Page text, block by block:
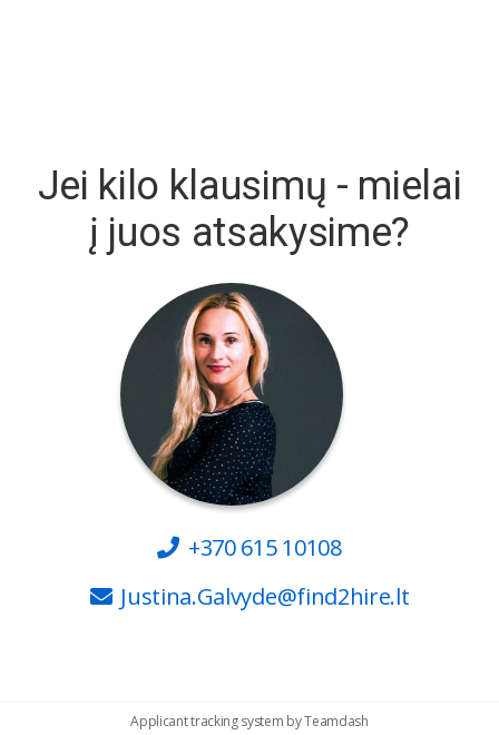
Jei kilo klausimų - mielai
į juos atsakysime?
+370 615 10108
Justina.Galvyde@find2hire.lt
Applicant tracking system byTeamdash